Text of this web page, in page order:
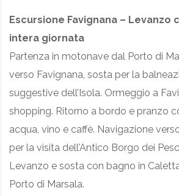
Escursione Favignana – Levanzo
intera giornata
Partenza in motonave dal Porto di
verso Favignana, sosta per la
suggestive dell’Isola. Ormeggio a
shopping. Ritorno a bordo e pranzo
acqua, vino e caffè. Navigazione
per la visita dell’Antico Borgo dei
Levanzo e sosta con bagno in
Porto di Marsala.